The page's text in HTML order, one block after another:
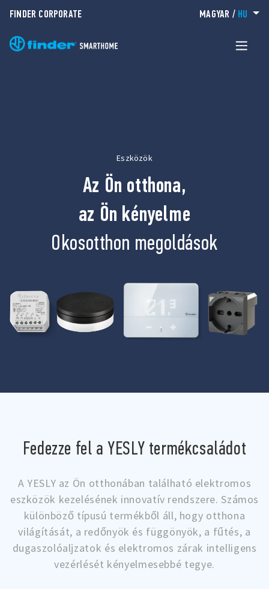
FINDER CORPORATE MAGYAR / HU
Eszközök
Az Ön otthona,
az Ön kényelme
Okosotthon megoldások
Fedezze fel a YESLY termékcsaládot
A YESLY az Ön otthonában található elektromos
eszközök kezelésének innovatív rendszere. Számos
különböző típusú termékből áll, hogy otthona
világítását, a redőnyök és függönyök, a fűtés, a
dugaszolóaljzatok és elektromos zárak intelligens
vezérlését kényelmesebbé tegye.